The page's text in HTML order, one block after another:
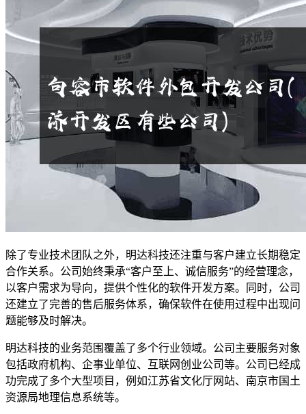
除了专业技术团队之外，明达科技还注重与客户建立长期稳定
合作关系。公司始终秉承“客户至上、诚信服务”的经营理念，
以客户需求为导向，提供个性化的软件开发方案。同时，公司
还建立了完善的售后服务体系，确保软件在使用过程中出现问
题能够及时解决。
明达科技的业务范围覆盖了多个行业领域。公司主要服务对象
包括政府机构、企事业单位、互联网创业公司等。公司已经成
功完成了多个大型项目，例如江苏省文化厅网站、南京市国土
资源局地理信息系统等。